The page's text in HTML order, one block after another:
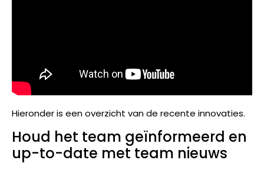
Hieronder is een overzicht van de recente innovaties.
Houd het team geïnformeerd en
up-to-date met team nieuws